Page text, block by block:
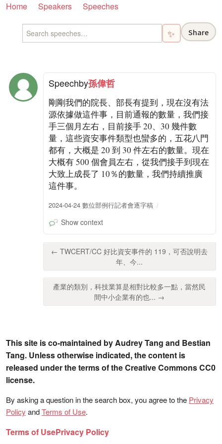
Home Speakers Speeches
✨ Share
Speechby孫偉哲
剛剛我們的院長、部長有提到，現在沒有法
源依據做這件事，目前通報的數量，我們接
手三個月左右，目前接手 20、30 幾件數
量，這些資安事件類型也蠻多的，五花八門
都有，大概是 20 到 30 件左右的數量。現在
大概有 500 個會員左右，從我們接手到現在
大致上成長了 10％的數量，我們持續推廣
這件事。
2024-04-24 數位部例行記者會逐字稿
Show context
← TWCERT/CC 好比資安事件的 119，可否說明去
年、今...
產業的類別，科技業算是相對比較多一點，當然民
間中小企業有的也... →
This site is co-maintained by Audrey Tang and Bestian
Tang. Unless otherwise indicated, the content is
released under the terms of the Creative Commons CC0
license.
By asking a question in the search box, you agree to the Privacy
Policy andTerms of Use.
Terms of UsePrivacy Policy